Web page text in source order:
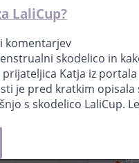
LaliCup?
komentarjev
skodelico in
Katja iz portala
je pred kratkim opisala
s skodelico LaliCup.